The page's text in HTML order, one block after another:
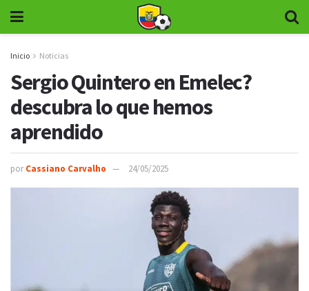
Inicio Noticias
Sergio Quintero en Emelec?
descubra lo que hemos
aprendido
por Cassiano Carvalho 24/05/2025